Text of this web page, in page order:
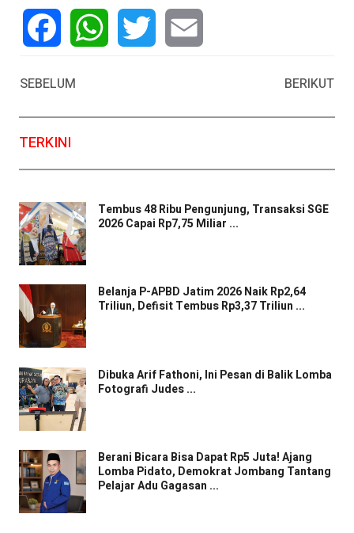
SEBELUM
BERIKUT
TERKINI
Tembus 48 Ribu Pengunjung, Transaksi SGE
2026 Capai Rp7,75 Miliar ...
Belanja P-APBD Jatim 2026 Naik Rp2,64
Triliun, Defisit Tembus Rp3,37 Triliun ...
Dibuka Arif Fathoni, Ini Pesan di Balik Lomba
Fotografi Judes ...
Berani Bicara Bisa Dapat Rp5 Juta! Ajang
Lomba Pidato, Demokrat Jombang Tantang
Pelajar Adu Gagasan ...